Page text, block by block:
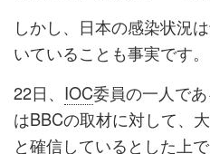
しかし、日本の感染状況
いていることも事実です。
22日、 IOC委員の一人で
はBBCの取材に対して、
と確信しているとした上